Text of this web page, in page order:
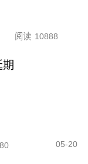
阅读 10888
期
05-20